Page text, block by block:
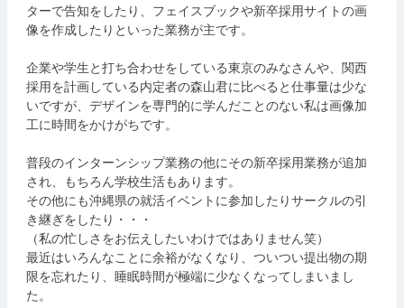
ターで告知をしたり、フェイスブックや新卒採用サイトの画
像を作成したりといった業務が主です。
企業や学生と打ち合わせをしている東京のみなさんや、関西
採用を計画している内定者の森山君に比べると仕事量は少な
いですが、デザインを専門的に学んだことのない私は画像加
工に時間をかけがちです。
普段のインターンシップ業務の他にその新卒採用業務が追加
され、もちろん学校生活もあります。
その他にも沖縄県の就活イベントに参加したりサークルの引
き継ぎをしたり・・・
（私の忙しさをお伝えしたいわけではありません笑）
最近はいろんなことに余裕がなくなり、ついつい提出物の期
限を忘れたり、睡眠時間が極端に少なくなってしまいまし
た。